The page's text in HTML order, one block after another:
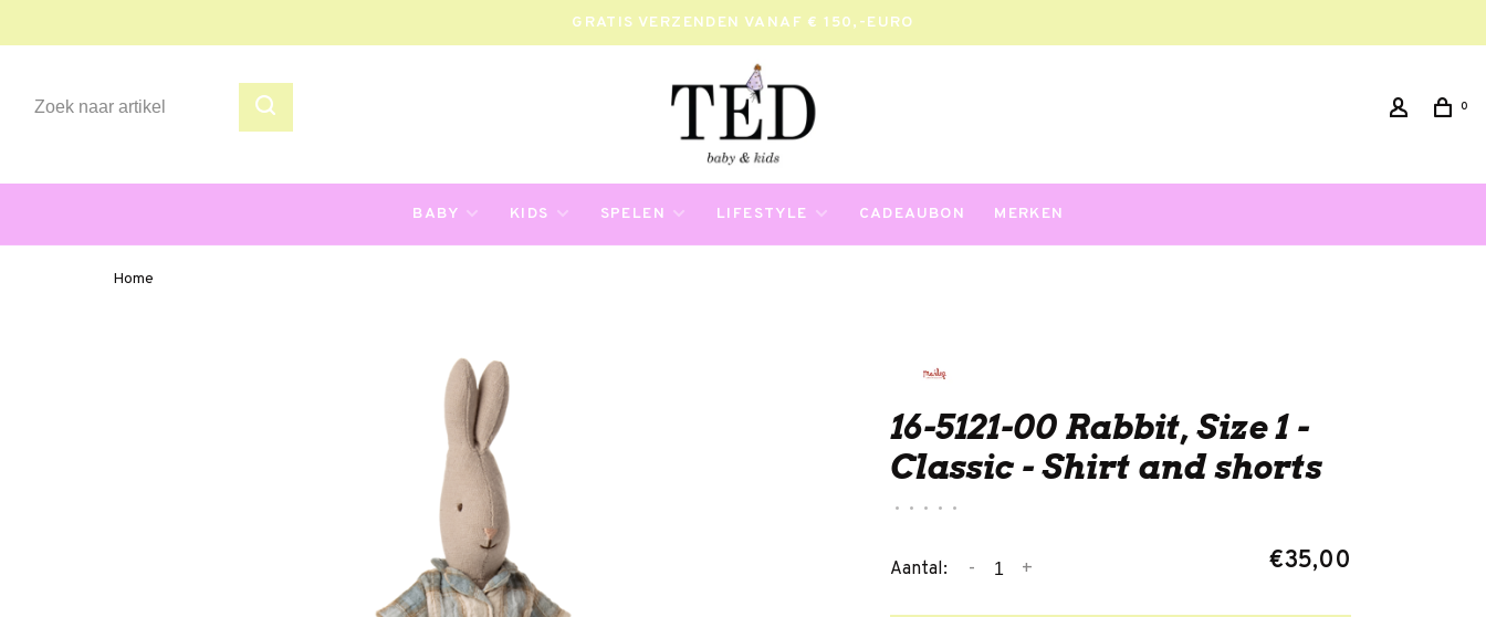
GRATIS VERZENDEN VANAF € 150,-EURO
0
BABY KIDS SPELEN LIFESTYLE CADEAUBON MERKEN
Home
16-5121-00 Rabbit, Size 1 -
Classic - Shirt and shorts
• • • • •
Aantal: +
- €35,00